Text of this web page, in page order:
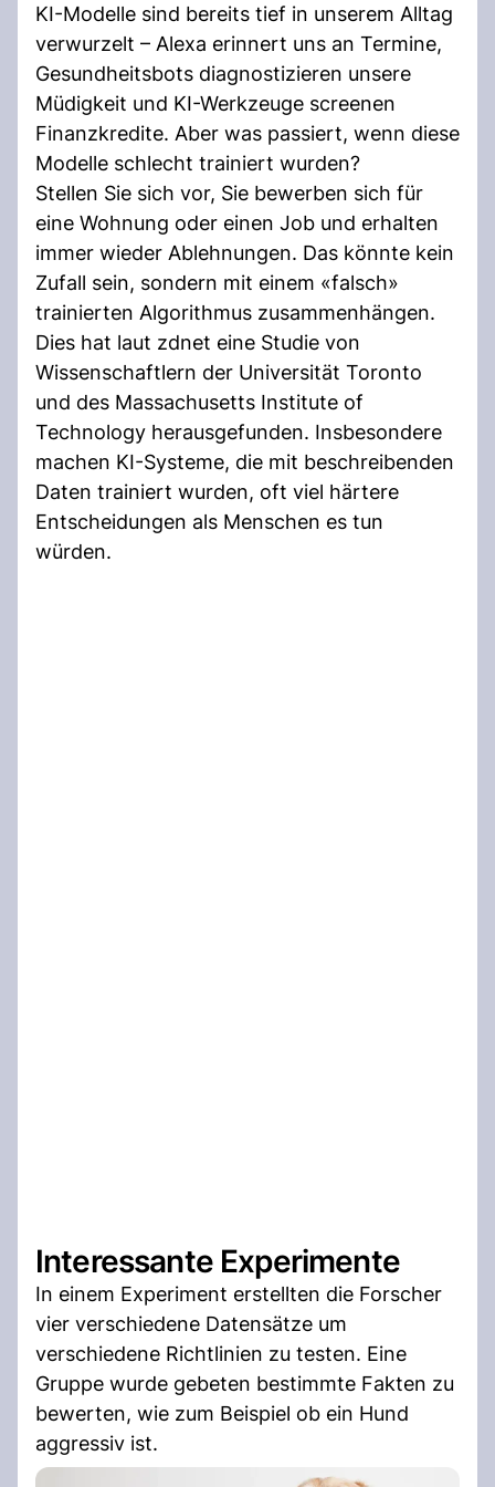
KI-Modelle sind bereits tief in unserem Alltag
verwurzelt – Alexa erinnert uns an Termine,
Gesundheitsbots diagnostizieren unsere
Müdigkeit und KI-Werkzeuge screenen
Finanzkredite. Aber was passiert, wenn diese
Modelle schlecht trainiert wurden?
Stellen Sie sich vor, Sie bewerben sich für
eine Wohnung oder einen Job und erhalten
immer wieder Ablehnungen. Das könnte kein
Zufall sein, sondern mit einem «falsch»
trainierten Algorithmus zusammenhängen.
Dies hat laut zdnet eine Studie von
Wissenschaftlern der Universität Toronto
und des Massachusetts Institute of
Technology herausgefunden. Insbesondere
machen KI-Systeme, die mit beschreibenden
Daten trainiert wurden, oft viel härtere
Entscheidungen als Menschen es tun
würden.
Interessante Experimente
In einem Experiment erstellten die Forscher
vier verschiedene Datensätze um
verschiedene Richtlinien zu testen. Eine
Gruppe wurde gebeten bestimmte Fakten zu
bewerten, wie zum Beispiel ob ein Hund
aggressiv ist.